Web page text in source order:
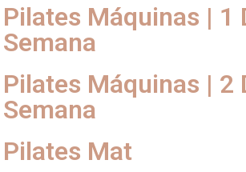
Pilates Máquinas | 1
Semana
Pilates Máquinas | 2
Semana
Pilates Mat